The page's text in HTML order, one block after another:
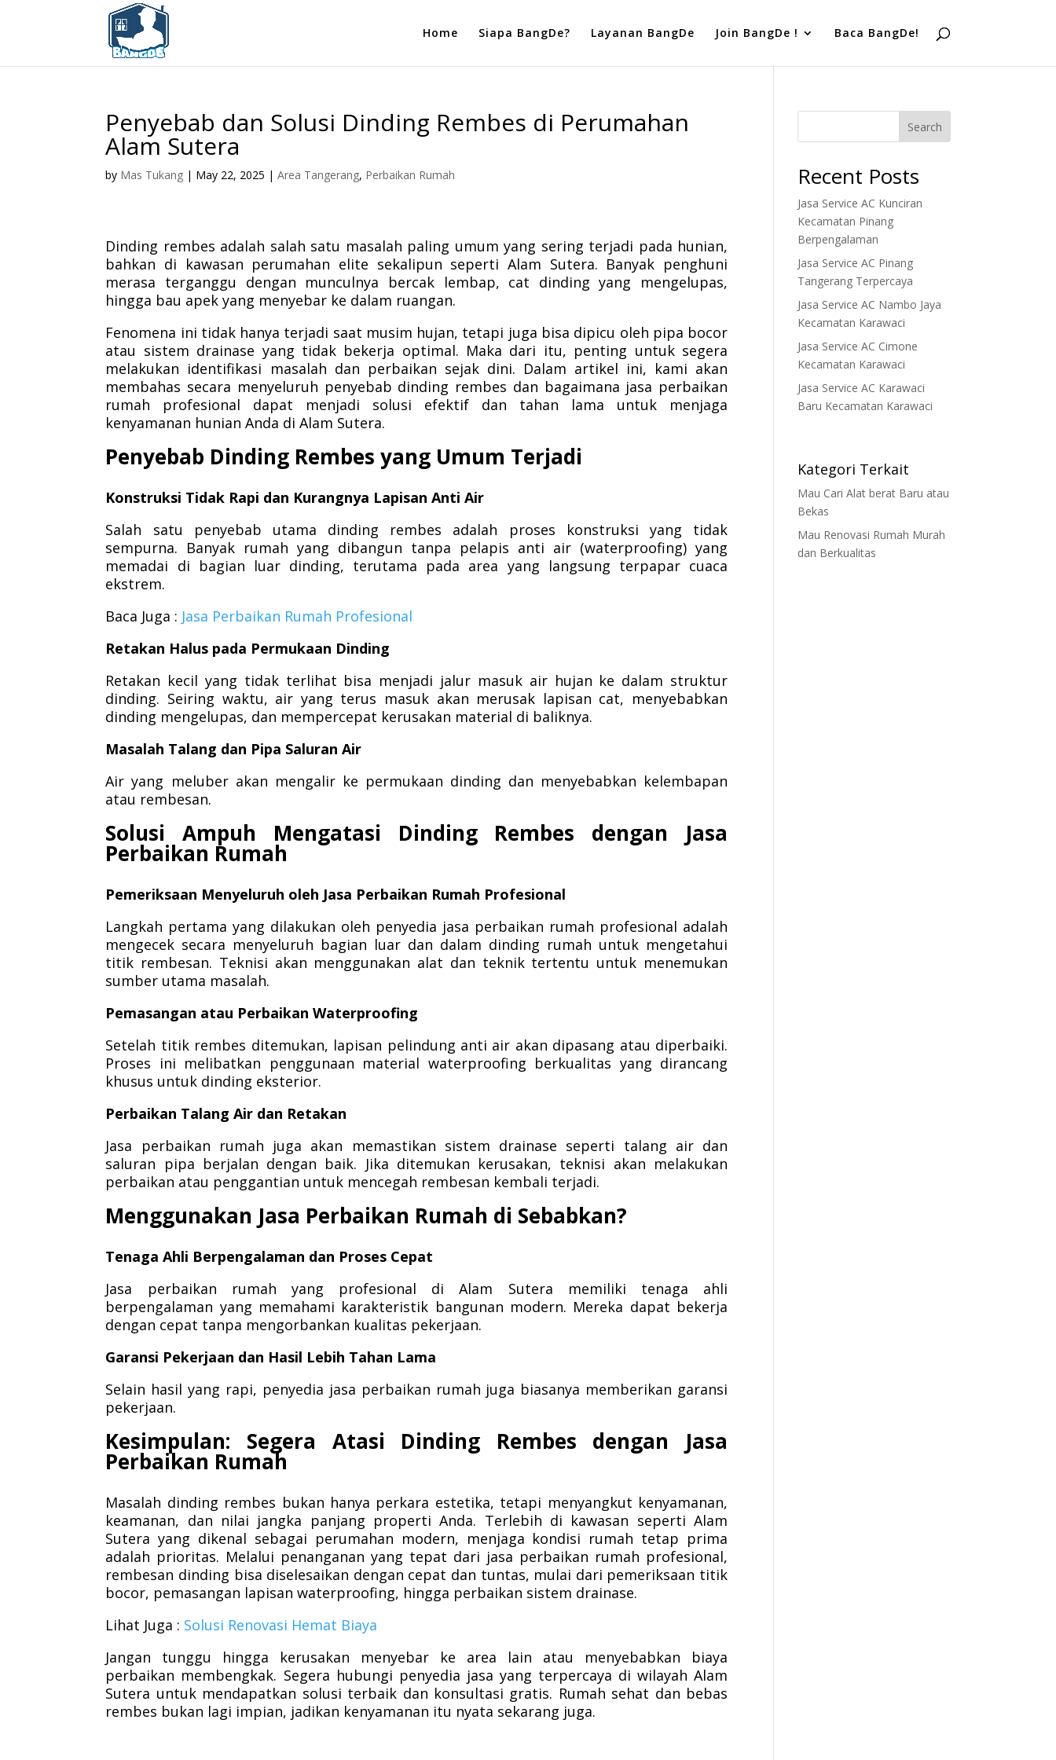
Home Siapa BangDe? Layanan BangDe Join BangDe ! Baca BangDe!
Penyebab dan Solusi Dinding Rembes di Perumahan
Alam Sutera
by Mas Tukang | May 22, 2025 |Area Tangerang, Perbaikan Rumah
Dinding rembes adalah salah satu masalah paling umum yang sering terjadi pada hunian,
bahkan di kawasan perumahan elite sekalipun seperti Alam Sutera. Banyak penghuni
merasa terganggu dengan munculnya bercak lembap, cat dinding yang mengelupas,
hingga bau apek yang menyebar ke dalam ruangan.
Fenomena ini tidak hanya terjadi saat musim hujan, tetapi juga bisa dipicu oleh pipa bocor
atau sistem drainase yang tidak bekerja optimal. Maka dari itu, penting untuk segera
melakukan identifikasi masalah dan perbaikan sejak dini. Dalam artikel ini, kami akan
membahas secara menyeluruh penyebab dinding rembes dan bagaimana jasa perbaikan
rumah profesional dapat menjadi solusi efektif dan tahan lama untuk menjaga
kenyamanan hunian Anda di Alam Sutera.
Penyebab Dinding Rembes yang Umum Terjadi
Konstruksi Tidak Rapi dan Kurangnya Lapisan Anti Air
Salah satu penyebab utama dinding rembes adalah proses konstruksi yang tidak
sempurna. Banyak rumah yang dibangun tanpa pelapis anti air (waterproofing) yang
memadai di bagian luar dinding, terutama pada area yang langsung terpapar cuaca
ekstrem.
Baca Juga : Jasa Perbaikan Rumah Profesional
Retakan Halus pada Permukaan Dinding
Retakan kecil yang tidak terlihat bisa menjadi jalur masuk air hujan ke dalam struktur
dinding. Seiring waktu, air yang terus masuk akan merusak lapisan cat, menyebabkan
dinding mengelupas, dan mempercepat kerusakan material di baliknya.
Masalah Talang dan Pipa Saluran Air
Air yang meluber akan mengalir ke permukaan dinding dan menyebabkan kelembapan
atau rembesan.
Solusi Ampuh Mengatasi Dinding Rembes dengan Jasa
Perbaikan Rumah
Pemeriksaan Menyeluruh oleh Jasa Perbaikan Rumah Profesional
Langkah pertama yang dilakukan oleh penyedia jasa perbaikan rumah profesional adalah
mengecek secara menyeluruh bagian luar dan dalam dinding rumah untuk mengetahui
titik rembesan. Teknisi akan menggunakan alat dan teknik tertentu untuk menemukan
sumber utama masalah.
Pemasangan atau Perbaikan Waterproofing
Setelah titik rembes ditemukan, lapisan pelindung anti air akan dipasang atau diperbaiki.
Proses ini melibatkan penggunaan material waterproofing berkualitas yang dirancang
khusus untuk dinding eksterior.
Perbaikan Talang Air dan Retakan
Jasa perbaikan rumah juga akan memastikan sistem drainase seperti talang air dan
saluran pipa berjalan dengan baik. Jika ditemukan kerusakan, teknisi akan melakukan
perbaikan atau penggantian untuk mencegah rembesan kembali terjadi.
Menggunakan Jasa Perbaikan Rumah di Sebabkan?
Tenaga Ahli Berpengalaman dan Proses Cepat
Jasa perbaikan rumah yang profesional di Alam Sutera memiliki tenaga ahli
berpengalaman yang memahami karakteristik bangunan modern. Mereka dapat bekerja
dengan cepat tanpa mengorbankan kualitas pekerjaan.
Garansi Pekerjaan dan Hasil Lebih Tahan Lama
Selain hasil yang rapi, penyedia jasa perbaikan rumah juga biasanya memberikan garansi
pekerjaan.
Kesimpulan: Segera Atasi Dinding Rembes dengan Jasa
Perbaikan Rumah
Masalah dinding rembes bukan hanya perkara estetika, tetapi menyangkut kenyamanan,
keamanan, dan nilai jangka panjang properti Anda. Terlebih di kawasan seperti Alam
Sutera yang dikenal sebagai perumahan modern, menjaga kondisi rumah tetap prima
adalah prioritas. Melalui penanganan yang tepat dari jasa perbaikan rumah profesional,
rembesan dinding bisa diselesaikan dengan cepat dan tuntas, mulai dari pemeriksaan titik
bocor, pemasangan lapisan waterproofing, hingga perbaikan sistem drainase.
Lihat Juga : Solusi Renovasi Hemat Biaya
Jangan tunggu hingga kerusakan menyebar ke area lain atau menyebabkan biaya
perbaikan membengkak. Segera hubungi penyedia jasa yang terpercaya di wilayah Alam
Sutera untuk mendapatkan solusi terbaik dan konsultasi gratis. Rumah sehat dan bebas
rembes bukan lagi impian, jadikan kenyamanan itu nyata sekarang juga.
Search
Recent Posts
Jasa Service AC Kunciran
Kecamatan Pinang
Berpengalaman
Jasa Service AC Pinang
Tangerang Terpercaya
Jasa Service AC Nambo Jaya
Kecamatan Karawaci
Jasa Service AC Cimone
Kecamatan Karawaci
Jasa Service AC Karawaci
Baru Kecamatan Karawaci
Kategori Terkait
Mau Cari Alat berat Baru atau
Bekas
Mau Renovasi Rumah Murah
dan Berkualitas